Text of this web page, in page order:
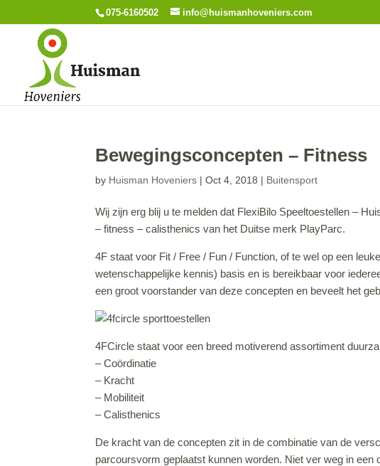
075-6160502 info@huismanhoveniers.com
Bewegingsconcepten – Fitness
by Huisman Hoveniers |Oct 4, 2018 | Buitensport
Wij zijn erg blij u te melden dat FlexiBilo Speeltoestellen –
– fitness – calisthenics van het Duitse merk PlayParc.
4F staat voor Fit / Free / Fun / Function, of te wel op een
wetenschappelijke kennis) basis en is bereikbaar voor
een groot voorstander van deze concepten en beveelt het
4FCircle staat voor een breed motiverend assortiment
– Coördinatie
– Kracht
– Mobiliteit
– Calisthenics
De kracht van de concepten zit in de combinatie van de
parcoursvorm geplaatst kunnen worden. Niet ver weg in